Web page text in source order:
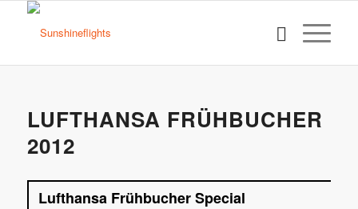
LUFTHANSA FRÜHBUCHER
2012
Lufthansa Frühbucher Special